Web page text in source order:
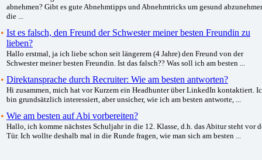
abnehmen? Gibt es gute Abnehmtipps und Abnehmtricks um gesund
die ...
• Ist es falsch, den Freund der Schwester meiner besten Freundin zu
lieben?
Hallo erstmal, ja ich liebe schon seit längerem (4 Jahre) den Freund von der
Schwester meiner besten Freundin. Ist das falsch?? Was soll ich am besten ...
• Direktansprache durch Recruiter: Wie am besten antworten?
Hi zusammen, mich hat vor Kurzem ein Headhunter über LinkedIn kontaktiert.
bin grundsätzlich interessiert, aber unsicher, wie ich am besten antworte, ...
• Wie am besten auf Abi vorbereiten?
Hallo, ich komme nächstes Schuljahr in die 12. Klasse, d.h. das Abitur steht vor
Tür. Ich wollte deshalb mal in die Runde fragen, wie man sich am besten ...